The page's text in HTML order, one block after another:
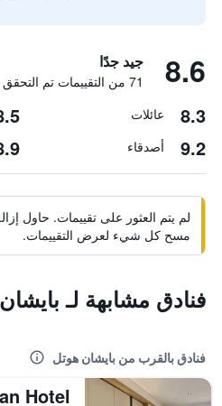
8.6 جيد جدًا
71 من التقييمات تم التحقق منها
8.3 عائلات
9.2 أصدقاء
لم يتم العثور على تقييمات. حاول
مسح كل شيء لعرض التقييمات.
فنادق مشابهة لـ
فنادق بالقرب من بايشان هوتل
Hotel